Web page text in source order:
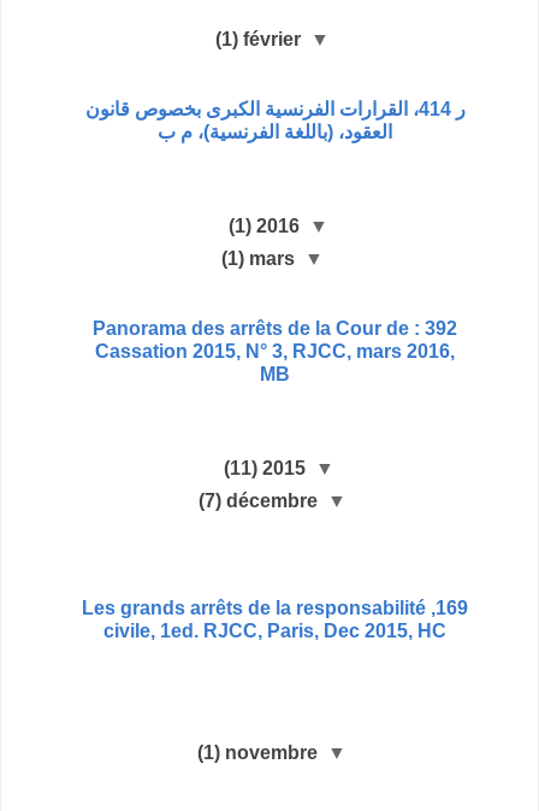
▼
février
(1)
ر 414، القرارات الفرنسية الكبرى بخصوص قانون
العقود، (باللغة الفرنسية)، م ب
▼
2016
(1)
▼
mars
(1)
392 : Panorama des arrêts de la Cour de
Cassation 2015, N° 3, RJCC, mars 2016,
MB
▼
2015
(11)
▼
décembre
(7)
169, Les grands arrêts de la responsabilité
civile, 1ed. RJCC, Paris, Dec 2015, HC
▼
novembre
(1)